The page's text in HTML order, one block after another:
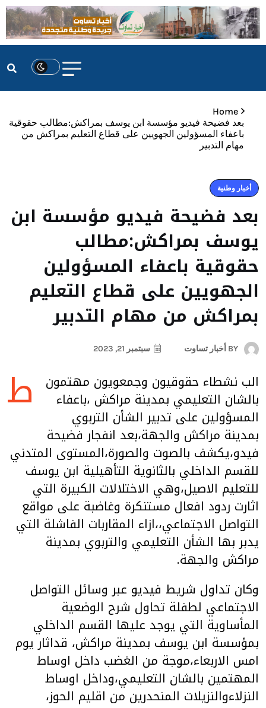
Home
بعد فضيحة فيديو مؤسسة ابن يوسف بمراكش:مطالب حقوقية
باعفاء المسؤولين الجهويين على قطاع التعليم بمراكش من
مهام التدبير
أخبار وطنية
بعد فضيحة فيديو مؤسسة ابن
يوسف بمراكش:مطالب
حقوقية باعفاء المسؤولين
الجهويين على قطاع التعليم
بمراكش من مهام التدبير
BY أخبار تساوت سبتمبر 21, 2023
ط الب نشطاء حقوقيون وجمعويون مهتمون
بالشان التعليمي بمدينة مراكش ،باعفاء
المسؤولين على تدبير الشأن التربوي
بمدينة مراكش والجهة،بعد انفجار فضيحة
فيدو،يكشف بالصوت والصورة،المستوى المتدني
للقسم الداخلي بالثانوية التأهيلية ابن يوسف
للتعليم الاصيل،وهي الاختلالات الكبيرة التي
اثارت ردود افعال مستنكرة وغاضبة على مواقع
التواصل الاجتماعي،،ازاء المقاربات الفاشلة التي
يدبر بها الشأن التعليمي والتربوي بمدينة
مراكش والجهة.
وكان تداول شريط فيديو عبر وسائل التواصل
الاجتماعي لطفلة تحاول شرح الوضعية
المأساوية التي يوجد عليها القسم الداخلي
بمؤسسة ابن يوسف بمدينة مراكش، قداثار يوم
امس الاربعاء،موجة من الغضب داخل اوساط
المهتمين بالشان التعليمي،وداخل اوساط
النزلاءوالنزيلات المنحدرين من اقليم الحوز،